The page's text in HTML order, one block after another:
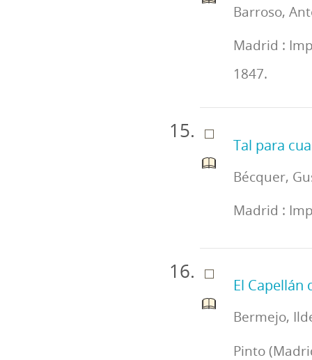
Barroso,
Madrid :
1847.
Tal para
Bécquer,
Madrid :
El Capellán
Bermejo,
Pinto